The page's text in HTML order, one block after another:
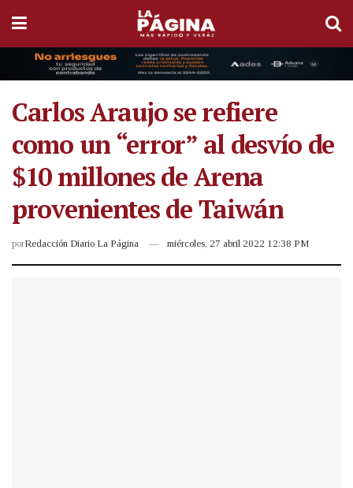
Carlos Araujo se refiere
como un “error” al desvío de
$10 millones de Arena
provenientes de Taiwán
porRedacción Diario La Página miércoles, 27 abril 2022 12:38 PM